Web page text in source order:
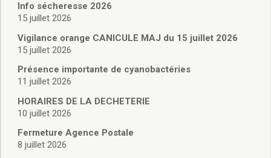
Affaires Scolaires
Vie associative
Police Municipale/règlementation
Cimetière/réglementation funéraire
Services en ligne
Licences boissons
Cadastre
Actes d’état civil
Info sécheresse 2026
15 juillet 2026
Vigilance orange CANICULE MAJ du 15 juillet 2026
15 juillet 2026
Présence importante de cyanobactéries
11 juillet 2026
HORAIRES DE LA DECHETERIE
10 juillet 2026
Fermeture Agence Postale
8 juillet 2026